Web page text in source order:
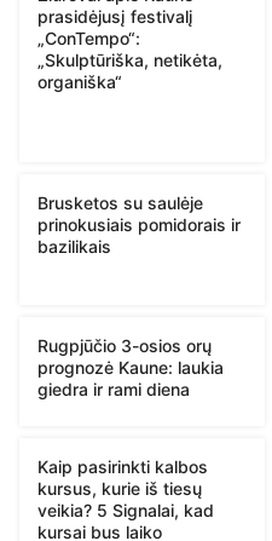
prasidėjusį festivalį
„ConTempo“:
„Skulptūriška, netikėta,
organiška“
Brusketos su saulėje
prinokusiais pomidorais ir
bazilikais
Rugpjūčio 3-osios orų
prognozė Kaune: laukia
giedra ir rami diena
Kaip pasirinkti kalbos
kursus, kurie iš tiesų
veikia? 5 Signalai, kad
kursai bus laiko